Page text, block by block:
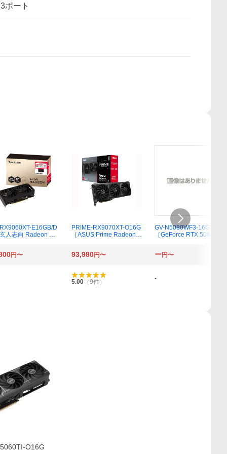
ポート
E16GB/D
人志向 Radeon RX
）］
PRIME-RX9070XT-O16G
［ASUS Prime Radeon R
GV-N5080WF3-16GD
［GeForce RTX 5080 WI
円〜 93,980円〜 ー円〜
5.00 （9件） -
O16G